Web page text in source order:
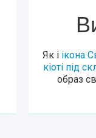
Як і ікона
кіоті під
образ